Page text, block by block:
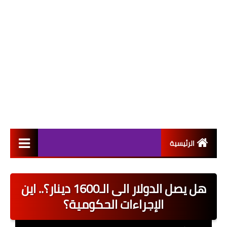
الرئيسية
اخبار القطاع العام
اخبار القطاع الخاص
هل يصل الدولار الى الـ1600 دينار؟.. اين
الإجراءات الحكومية؟